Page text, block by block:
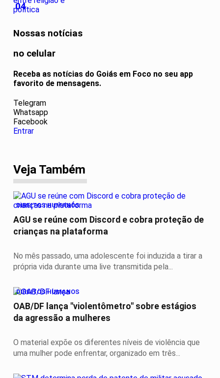
04
Nossas notícias
no celular
Receba as notícias do Goiás em Foco no seu app
favorito de mensagens.
Telegram
Whatsapp
Facebook
Entrar
Veja Também
DIREITOS HUMANOS
AGU se reúne com Discord e cobra proteção de
crianças na plataforma
No mês passado, uma adolescente foi induzida a tirar a
própria vida durante uma live transmitida pela...
DIREITOS HUMANOS
OAB/DF lança "violentômetro" sobre estágios
da agressão a mulheres
O material expõe os diferentes níveis de violência que
uma mulher pode enfrentar, organizado em três...